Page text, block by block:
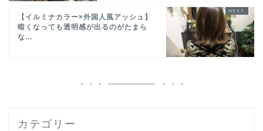
【イルミナカラー×外国人風アッシュ】
暗くなっても透明感が出るのがたまら
な...
カテゴリー